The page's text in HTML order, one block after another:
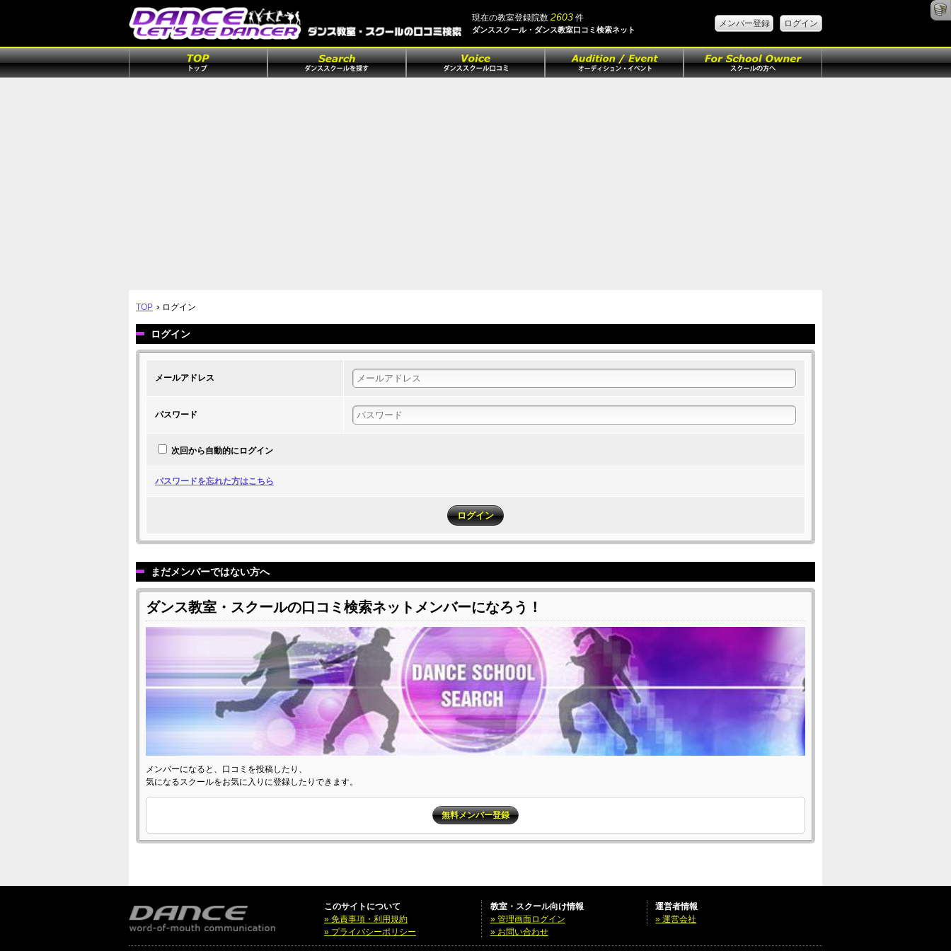
現在の教室登録院数 2603件
ダンススクール・ダンス教室口コミ検索ネット
メンバー登録 ログイン
TOP ログイン
ログイン
メールアドレス
パスワード
次回から自動的にログイン
パスワードを忘れた方はこちら
まだメンバーではない方へ
ダンス教室・スクールの口コミ検索ネットメンバーになろう！
メンバーになると、口コミを投稿したり、
気になるスクールをお気に入りに登録したりできます。
無料メンバー登録
このサイトについて
» 免責事項・利用規約
» プライバシーポリシー
教室・スクール向け情報
» 管理画面ログイン
» お問い合わせ
運営者情報
» 運営会社